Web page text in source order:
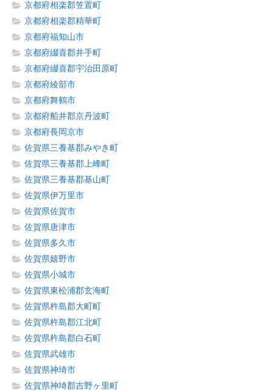
京都府相楽郡笠置町
京都府相楽郡精華町
京都府福知山市
京都府綴喜郡井手町
京都府綴喜郡宇治田原町
京都府綾部市
京都府舞鶴市
京都府船井郡京丹波町
京都府長岡京市
佐賀県三養基郡みやき町
佐賀県三養基郡上峰町
佐賀県三養基郡基山町
佐賀県伊万里市
佐賀県佐賀市
佐賀県唐津市
佐賀県多久市
佐賀県嬉野市
佐賀県小城市
佐賀県東松浦郡玄海町
佐賀県杵島郡大町町
佐賀県杵島郡江北町
佐賀県杵島郡白石町
佐賀県武雄市
佐賀県神埼市
佐賀県神埼郡吉野ヶ里町